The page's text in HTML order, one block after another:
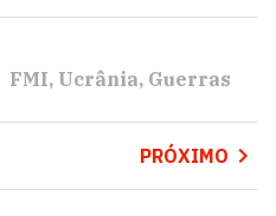
FMI Ucrânia Guerras
PRÓXIMO